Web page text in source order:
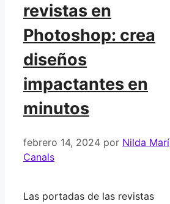
revistas en
Photoshop: crea
diseños
impactantes en
minutos
febrero 14, 2024 por Nilda Marí
Canals
Las portadas de las revistas